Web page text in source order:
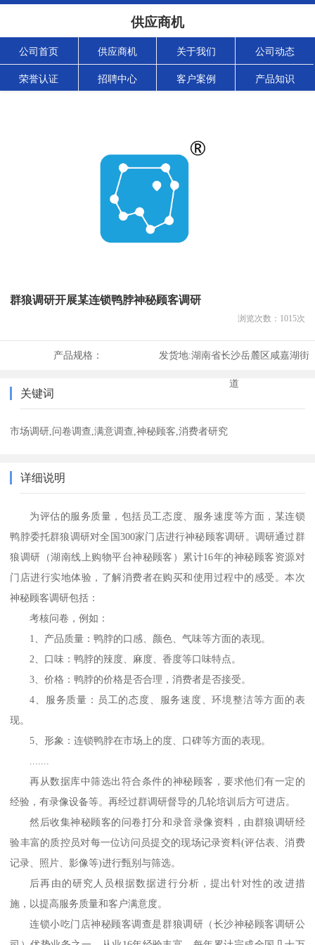
供应商机
公司首页 供应商机 关于我们 公司动态
荣誉认证 招聘中心 客户案例 产品知识
群狼调研开展某连锁鸭脖神秘顾客调研
浏览次数： 1015次
产品规格： 发货地:湖南省长沙岳麓区咸嘉湖街
道
关键词
市场调研,问卷调查,满意调查,神秘顾客,消费者研究
详细说明
为评估的服务质量，包括员工态度、服务速度等方面，某连锁
鸭脖委托群狼调研对全国 300家门店进行神秘顾客调研。调研通过群
狼调研（湖南线上购物平台神秘顾客）累计16年的神秘顾客资源对
门店进行实地体验，了解消费者在购买和使用过程中的感受。本次
神秘顾客调研包括：
考核问卷，例如：
1、产品质量：鸭脖的口感、颜色、气味等方面的表现。
2、口味：鸭脖的辣度、麻度、香度等口味特点。
3、价格：鸭脖的价格是否合理，消费者是否接受。
4、服务质量：员工的态度、服务速度、环境整洁等方面的表
现。
5、形象：连锁鸭脖在市场上的度、口碑等方面的表现。
.......
再从数据库中筛选出符合条件的神秘顾客，要求他们有一定的
经验，有录像设备等。再经过群调研督导的几轮培训后方可进店。
然后收集神秘顾客的问卷打分和录音录像资料，由群狼调研经
验丰富的质控员对每一位访问员提交的现场记录资料(评估表、消费
记录、照片、影像等)进行甄别与筛选。
后再由的研究人员根据数据进行分析，提出针对性的改进措
施，以提高服务质量和客户满意度。
连锁小吃门店神秘顾客调查是群狼调研（长沙神秘顾客调研公